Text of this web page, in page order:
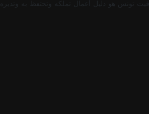
تونس هو دليل أعمال تملكه وتحتفظ به وتديره